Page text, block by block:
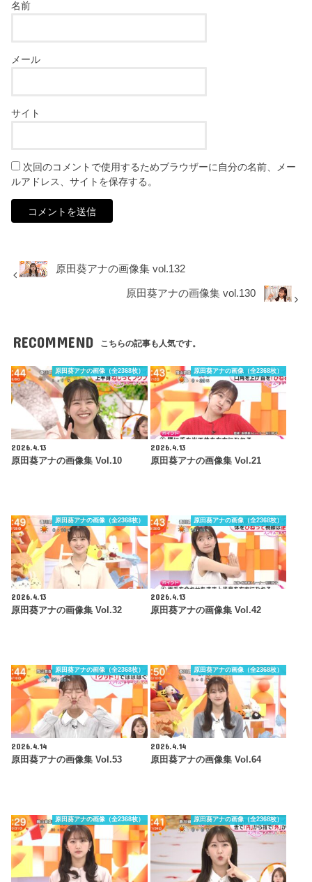
名前
メール
サイト
次回のコメントで使用するためブラウザーに自分の名前、メー
ルアドレス、サイトを保存する。
原田葵アナの画像集 vol.132
原田葵アナの画像集 vol.130
RECOMMEND こちらの記事も人気です。
原田葵アナの画像（全2368枚）
2026.4.13
原田葵アナの画像集 Vol.10
原田葵アナの画像（全2368枚）
2026.4.13
原田葵アナの画像集 Vol.21
原田葵アナの画像（全2368枚）
2026.4.13
原田葵アナの画像集 Vol.32
原田葵アナの画像（全2368枚）
2026.4.13
原田葵アナの画像集 Vol.42
原田葵アナの画像（全2368枚）
2026.4.14
原田葵アナの画像集 Vol.53
原田葵アナの画像（全2368枚）
2026.4.14
原田葵アナの画像集 Vol.64
原田葵アナの画像（全2368枚） 原田葵アナの画像（全2368枚）